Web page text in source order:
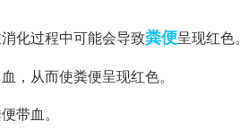
化过程中可能会导致粪便呈现红色。
，从而使粪便呈现红色。
带血。